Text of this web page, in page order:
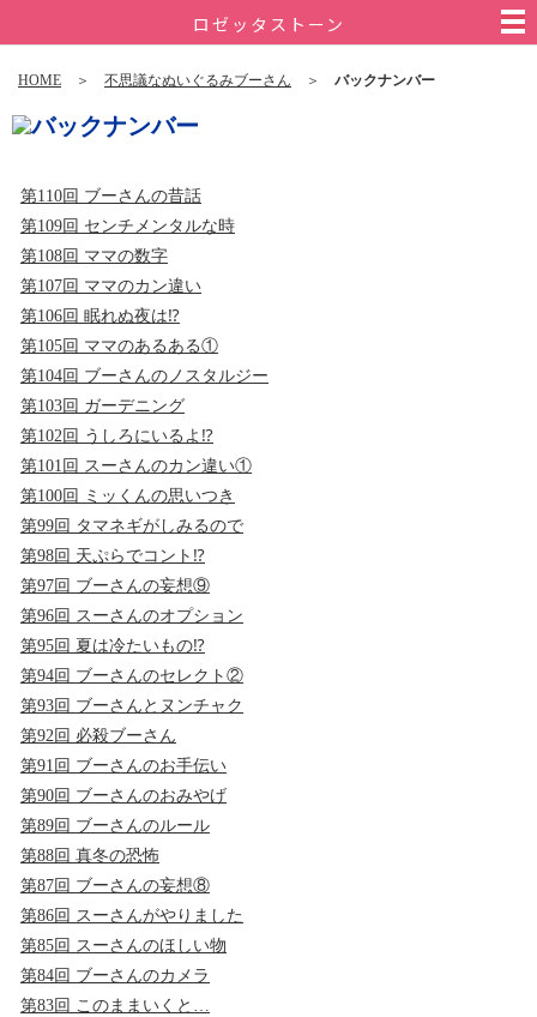
ロゼッタストーン
HOME ＞ 不思議なぬいぐるみブーさん ＞ バックナンバー
第110回 ブーさんの昔話
第109回 センチメンタルな時
第108回 ママの数字
第107回 ママのカン違い
第106回 眠れぬ夜は⁉
第105回 ママのあるある①
第104回 ブーさんのノスタルジー
第103回 ガーデニング
第102回 うしろにいるよ⁉
第101回 スーさんのカン違い①
第100回 ミッくんの思いつき
第99回 タマネギがしみるので
第98回 天ぷらでコント⁉
第97回 ブーさんの妄想⑨
第96回 スーさんのオプション
第95回 夏は冷たいもの⁉
第94回 ブーさんのセレクト②
第93回 ブーさんとヌンチャク
第92回 必殺ブーさん
第91回 ブーさんのお手伝い
第90回 ブーさんのおみやげ
第89回 ブーさんのルール
第88回 真冬の恐怖
第87回 ブーさんの妄想⑧
第86回 スーさんがやりました
第85回 スーさんのほしい物
第84回 ブーさんのカメラ
第83回 このままいくと…